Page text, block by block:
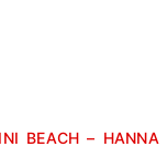
BEACH – HANNA